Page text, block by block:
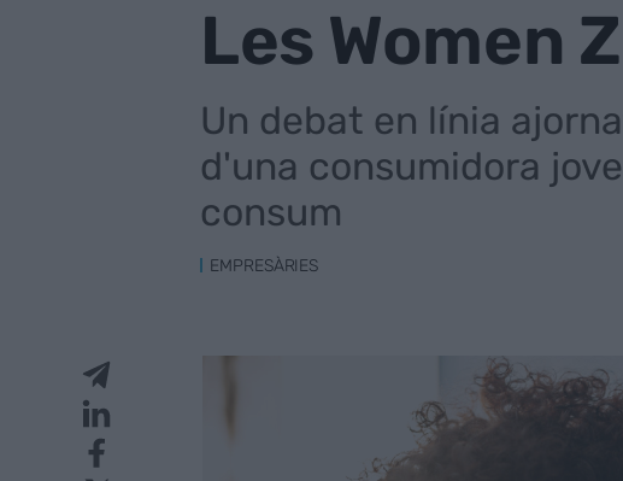
Les Women
Un debat en línia
d'una consumidora
consum
EMPRESÀRIES